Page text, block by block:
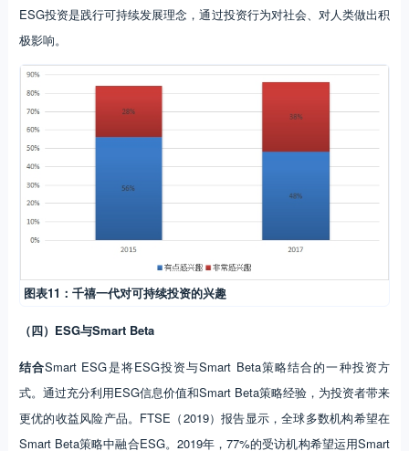
ESG投资是践行可持续发展理念，通过投资行为对社会、对人类做出积
极影响。
图表11：千禧一代对可持续投资的兴趣
（四）ESG与Smart Beta
结合Smart ESG是将ESG投资与Smart Beta策略结合的一种投资方
式。通过充分利用ESG信息价值和Smart Beta策略经验，为投资者带来
更优的收益风险产品。FTSE（2019）报告显示，全球多数机构希望在
Smart Beta策略中融合ESG。2019年，77%的受访机构希望运用Smart